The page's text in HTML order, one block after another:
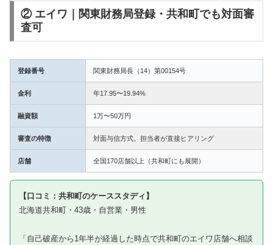
② エイワ｜関東財務局登録・共和町でも対面審
査可
登録番号 関東財務局長（14）第00154号
金利 年17.95〜19.94%
融資額 1万〜50万円
審査の特徴 対面与信方式。担当者が直接ヒアリング
店舗 全国170店舗以上（共和町にも展開）
【口コミ：共和町のケーススタディ】
北海道共和町・43歳・自営業・男性
「自己破産から1年半が経過した時点で共和町のエイワ店舗へ相談